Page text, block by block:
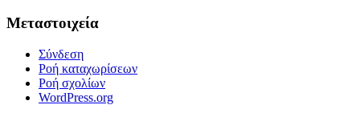
Μεταστοιχεία
Σύνδεση
Ροή καταχωρίσεων
Ροή σχολίων
WordPress.org